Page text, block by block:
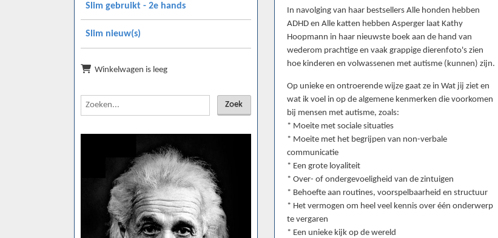
In navolging van haar bestsellers Alle honden hebben
ADHD en Alle katten hebben Asperger laat Kathy
Hoopmann in haar nieuwste boek aan de hand van
wederom prachtige en vaak grappige dierenfoto's zien
hoe kinderen en volwassenen met autisme (kunnen) zijn.
Op unieke en ontroerende wijze gaat ze in Wat jij ziet en
wat ik voel in op de algemene kenmerken die voorkomen
bij mensen met autisme, zoals:
* Moeite met sociale situaties
* Moeite met het begrijpen van non-verbale
communicatie
* Een grote loyaliteit
* Over- of ondergevoeligheid van de zintuigen
* Behoefte aan routines, voorspelbaarheid en structuur
* Het vermogen om heel veel kennis over één onderwerp
te vergaren
* Een unieke kijk op de wereld
Slim gebruikt - 2e hands
Slim nieuw(s)
Winkelwagen is leeg